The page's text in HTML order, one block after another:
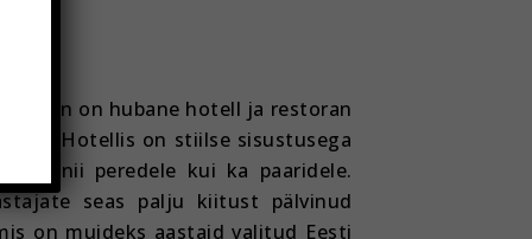
on hubane hotell ja restoran
Hotellis on stiilse sisustusega
nii peredele kui ka paaridele.
seas palju kiitust pälvinud
on muideks aastaid valitud Eesti